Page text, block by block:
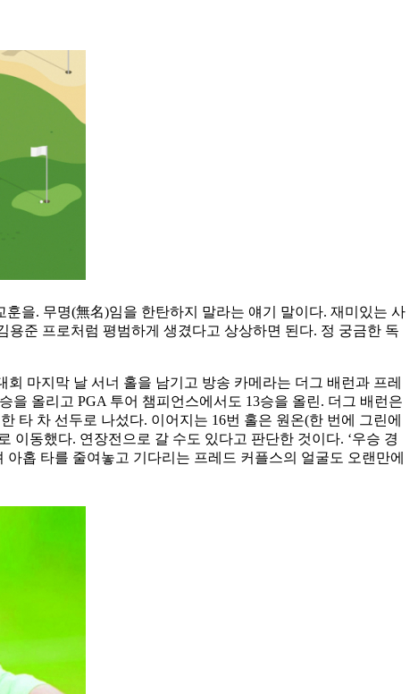
을. 무명(無名)임을 한탄하지 말라는 얘기 말이다. 재미있는 사
준 프로처럼 평범하게 생겼다고 상상하면 된다. 정 궁금한 독
마지막 날 서너 홀을 남기고 방송 카메라는 더그 배런과 프레
을 올리고 PGA 투어 챔피언스에서도 13승을 올린. 더그 배런은
타 차 선두로 나섰다. 이어지는 16번 홀은 원온(한 번에 그린에
이동했다. 연장전으로 갈 수도 있다고 판단한 것이다. ‘우승 경
홉 타를 줄여놓고 기다리는 프레드 커플스의 얼굴도 오랜만에